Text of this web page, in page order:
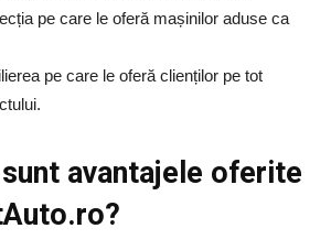
pe care le oferă mașinilor aduse ca
pe care le oferă clienților pe tot
avantajele oferite